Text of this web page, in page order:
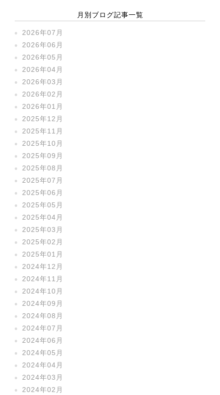
月別ブログ記事一覧
2026年07月
2026年06月
2026年05月
2026年04月
2026年03月
2026年02月
2026年01月
2025年12月
2025年11月
2025年10月
2025年09月
2025年08月
2025年07月
2025年06月
2025年05月
2025年04月
2025年03月
2025年02月
2025年01月
2024年12月
2024年11月
2024年10月
2024年09月
2024年08月
2024年07月
2024年06月
2024年05月
2024年04月
2024年03月
2024年02月